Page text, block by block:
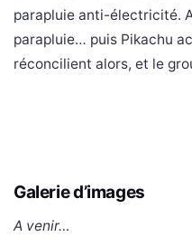
parapluie anti-électricité.
parapluie… puis Pikachu
réconcilient alors, et le
Galerie d’images
A venir…